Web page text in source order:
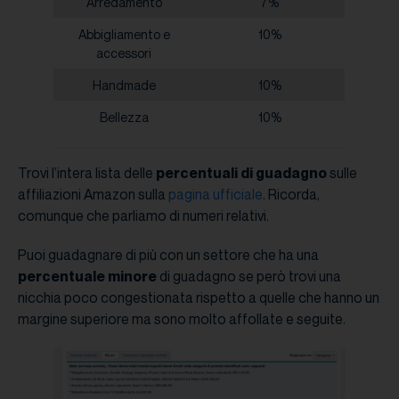
Abbigliamento e
accessori
10%
Handmade 10%
Bellezza 10%
Trovi l’intera lista delle percentuali di guadagnosulle
affiliazioni Amazon sulla pagina ufficiale. Ricorda,
comunque che parliamo di numeri relativi.
Puoi guadagnare di più con un settore che ha una
percentuale minore di guadagno se però trovi una
nicchia poco congestionata rispetto a quelle che hanno un
margine superiore ma sono molto affollate e seguite.